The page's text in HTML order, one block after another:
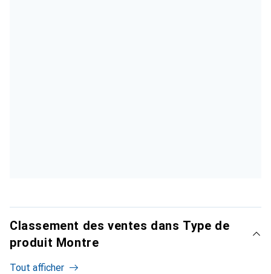
Classement des ventes dans Type de
produit Montre
Tout afficher